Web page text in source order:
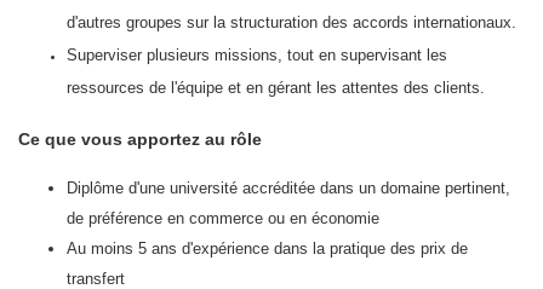
d'autres groupes sur la structuration des accords internationaux.
Superviser plusieurs missions, tout en supervisant les
ressources de l'équipe et en gérant les attentes des clients.
Ce que vous apportez au rôle
Diplôme d'une université accréditée dans un domaine pertinent,
de préférence en commerce ou en économie
Au moins 5 ans d'expérience dans la pratique des prix de
transfert